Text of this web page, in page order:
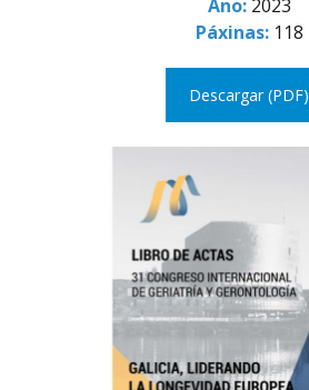
Ano:2023
Páxinas:118
Descargar (PDF)